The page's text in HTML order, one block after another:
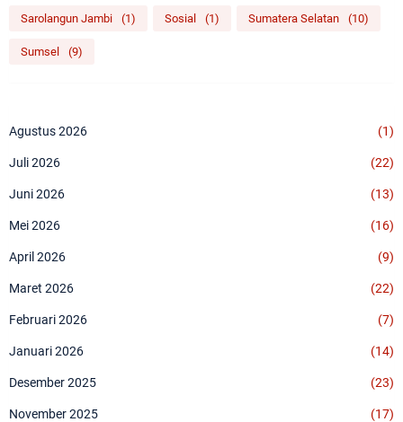
Sarolangun Jambi (1) Sosial (1) Sumatera Selatan (10)
Sumsel (9)
Agustus 2026 (1)
Juli 2026 (22)
Juni 2026 (13)
Mei 2026 (16)
April 2026 (9)
Maret 2026 (22)
Februari 2026 (7)
Januari 2026 (14)
Desember 2025 (23)
November 2025 (17)